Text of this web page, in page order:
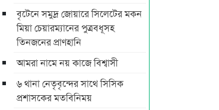
বৃটেনে সমুদ্র জোয়ারে সিলেটের মকন
মিয়া চেয়ারম্যানের পুত্রবধূসহ
তিনজনের প্রাণহানি
আমরা নামে নয় কাজে বিশ্বাসী
৬ থানা নেতৃবৃন্দের সাথে সিসিক
প্রশাসকের মতবিনিময়